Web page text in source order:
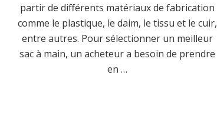
partir de différents matériaux de fabrication
comme le plastique, le daim, le tissu et le cuir,
entre autres. Pour sélectionner un meilleur
sac à main, un acheteur a besoin de prendre
en …